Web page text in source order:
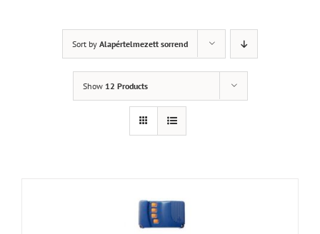
Sort by Alapértelmezett sorrend
Show 12 Products